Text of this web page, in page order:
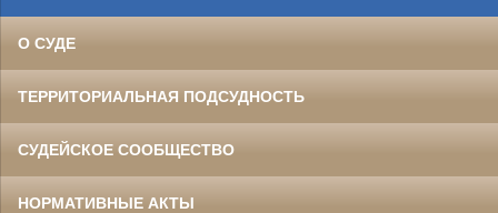
О СУДЕ
ТЕРРИТОРИАЛЬНАЯ ПОДСУДНОСТЬ
СУДЕЙСКОЕ СООБЩЕСТВО
НОРМАТИВНЫЕ АКТЫ